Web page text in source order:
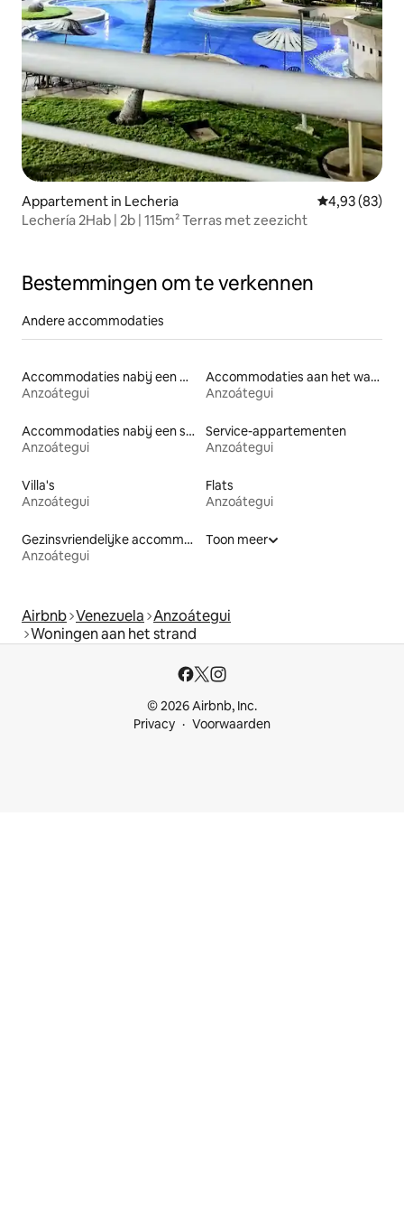
Appartement in Lecheria Gemiddelde
4,93 (83)
Lechería 2Hab | 2b | 115m² Terras met zeezicht
Bestemmingen om te verkennen
Andere accommodaties
Accommodaties nabij een meer
Anzoátegui
Accommodaties aan het water
Anzoátegui
Accommodaties nabij een strand
Anzoátegui
Service-appartementen
Anzoátegui
Villa's
Anzoátegui
Flats
Anzoátegui
Gezinsvriendelijke accommodaties
Anzoátegui
Toon meer
Airbnb Venezuela Anzoátegui
Woningen aan het strand
© 2026 Airbnb, Inc.
Privacy
Voorwaarden